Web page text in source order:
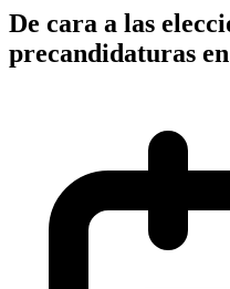
De cara a las
precandidaturas